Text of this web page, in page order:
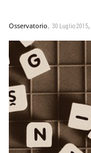
Osservatorio, 30 Luglio 2015,